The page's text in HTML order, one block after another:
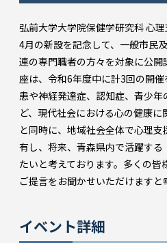
弘前大学大学院保健学研究科 心
4月の新設を記念して、一般市民
連の専門職者の方々を対象に公
座は、令和6年度中に計3回の開
患や神経発達症、認知症、青少
ど、現代社会における心の健康
と同時に、地域社会全体で心理
有し、将来、青森県内で活躍す
たいと考えております。多くの皆
ご提言をお聞かせいただけますと
イベント詳細